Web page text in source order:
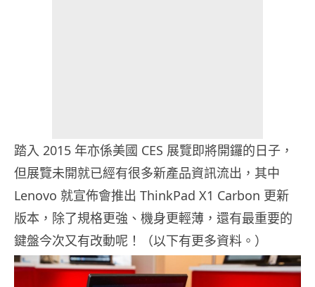
踏入 2015 年亦係美國 CES 展覽即將開鑼的日子，
但展覽未開就已經有很多新產品資訊流出，其中
Lenovo 就宣佈會推出 ThinkPad X1 Carbon 更新
版本，除了規格更強、機身更輕薄，還有最重要的
鍵盤今次又有改動呢！（以下有更多資料。）